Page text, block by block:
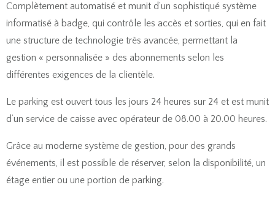
Complètement automatisé et munit d’un sophistiqué système
informatisé à badge, qui contrôle les accès et sorties, qui en fait
une structure de technologie très avancée, permettant la
gestion « personnalisée » des abonnements selon les
différentes exigences de la clientèle.
Le parking est ouvert tous les jours 24 heures sur 24 et est munit
d’un service de caisse avec opérateur de 08.00 à 20.00 heures.
Grâce au moderne système de gestion, pour des grands
événements, il est possible de réserver, selon la disponibilité, un
étage entier ou une portion de parking.